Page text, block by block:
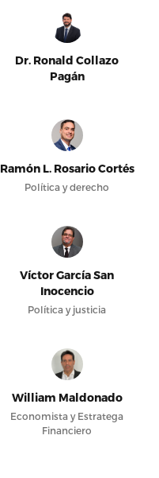
Dr. Ronald Collazo
Pagán
Ramón L. Rosario Cortés
Política y derecho
Víctor García San
Inocencio
Política y justicia
William Maldonado
Economista y Estratega
Financiero